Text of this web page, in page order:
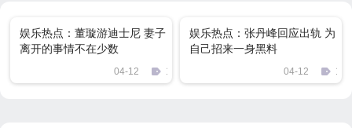
娱乐热点：董璇游迪士尼 妻子
离开的事情不在少数
04-12 102
娱乐热点：张丹峰回应出轨 为
自己招来一身黑料
04-12 150